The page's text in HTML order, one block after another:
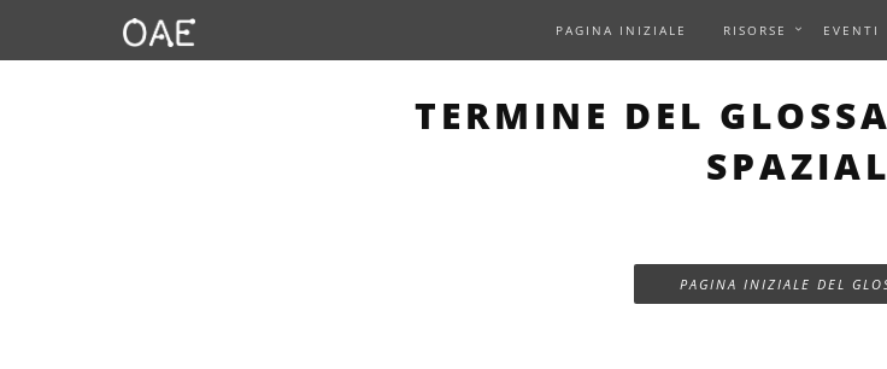
PAGINA INIZIALE RISORSE EVENTI
TERMINE DEL
PAGINA INIZIALE DEL